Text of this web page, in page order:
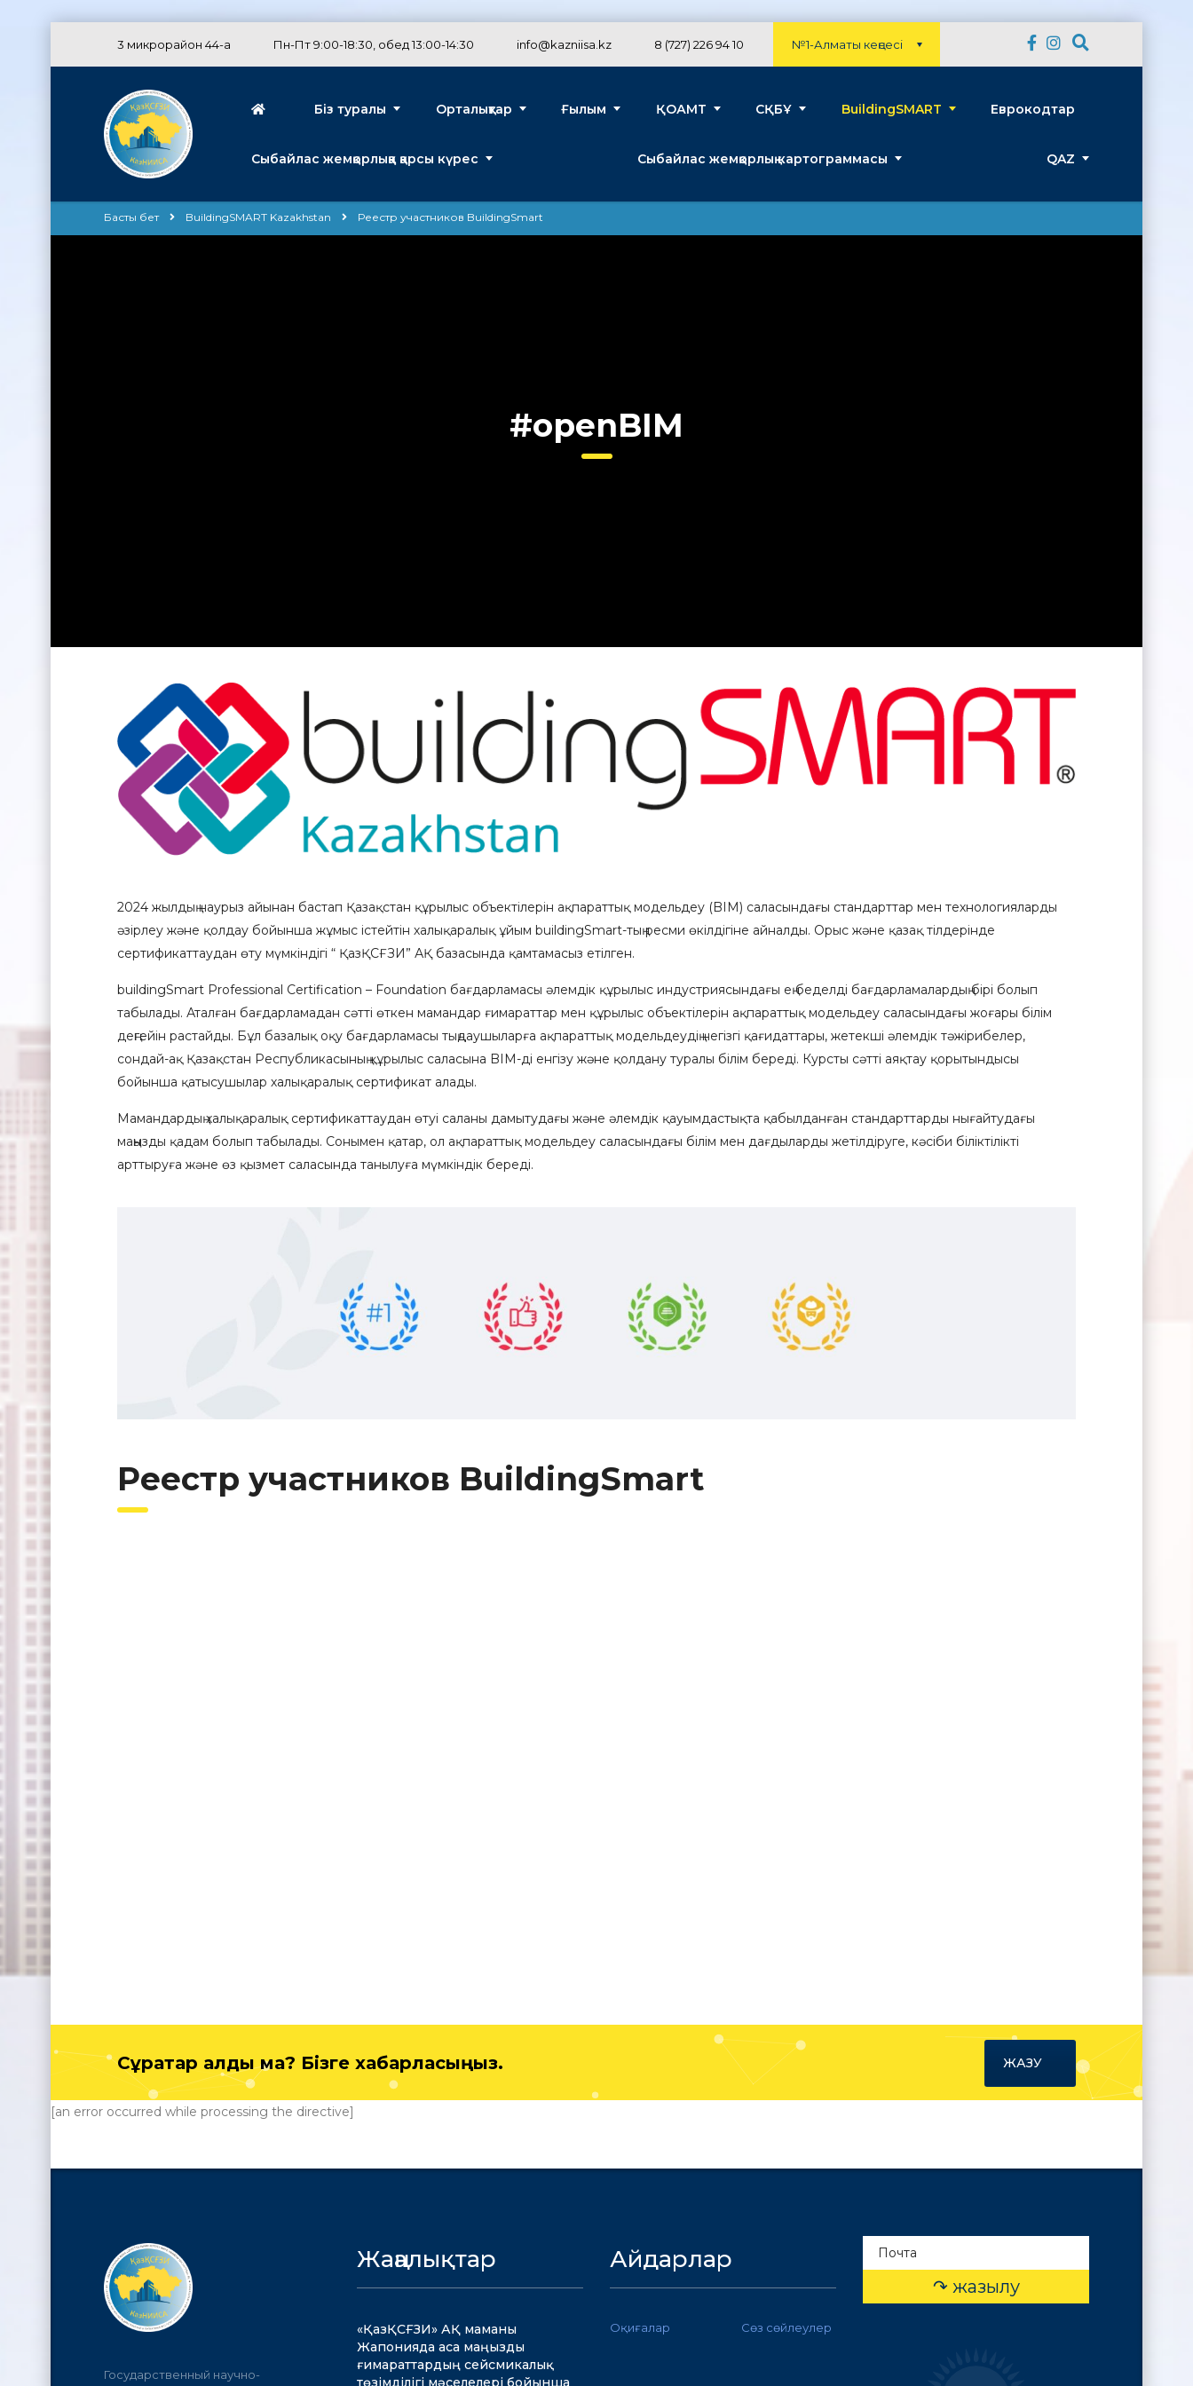
№1-Алматы кеңсесі
3 микрорайон 44-а Пн-Пт 9:00-18:30, обед 13:00-14:30 info@kazniisa.kz 8 (727) 226 94 10
Біз туралы Орталықтар Ғылым ҚОАМТ СҚБҰ BuildingSMART Еврокодтар
Сыбайлас жемқорлыққа қарсы күрес Сыбайлас жемқорлық картограммасы QAZ
Басты бет BuildingSMART Kazakhstan Реестр участников BuildingSmart
#openBIM
2024 жылдың наурыз айынан бастап Қазақстан құрылыс объектілерін ақпараттық модельдеу (BIM) саласындағы стандарттар мен технологияларды
әзірлеу және қолдау бойынша жұмыс істейтін халықаралық ұйым buildingSmart-тың ресми өкілдігіне айналды. Орыс және қазақ тілдерінде
сертификаттаудан өту мүмкіндігі “ ҚазҚСҒЗИ” АҚ базасында қамтамасыз етілген.
buildingSmart Professional Certification – Foundation бағдарламасы әлемдік құрылыс индустриясындағы ең беделді бағдарламалардың бірі болып
табылады. Аталған бағдарламадан сәтті өткен мамандар ғимараттар мен құрылыс объектілерін ақпараттық модельдеу саласындағы жоғары білім
деңгейін растайды. Бұл базалық оқу бағдарламасы тыңдаушыларға ақпараттық модельдеудің негізгі қағидаттары, жетекші әлемдік тәжірибелер,
сондай-ақ Қазақстан Республикасының құрылыс саласына BIM-ді енгізу және қолдану туралы білім береді. Курсты сәтті аяқтау қорытындысы
бойынша қатысушылар халықаралық сертификат алады.
Мамандардың халықаралық сертификаттаудан өтуі саланы дамытудағы және әлемдік қауымдастықта қабылданған стандарттарды нығайтудағы
маңызды қадам болып табылады. Сонымен қатар, ол ақпараттық модельдеу саласындағы білім мен дағдыларды жетілдіруге, кәсіби біліктілікті
арттыруға және өз қызмет саласында танылуға мүмкіндік береді.
Реестр участников BuildingSmart
Сұрақтар қалды ма? Бізге хабарласыңыз. ЖАЗУ
[an error occurred while processing the directive]
Государственный научно-
Жаңалықтар
«ҚазҚСҒЗИ» АҚ маманы
Жапонияда аса маңызды
ғимараттардың сейсмикалық
төзімділігі мәселелері бойынша
Айдарлар
Оқиғалар Сөз сөйлеулер